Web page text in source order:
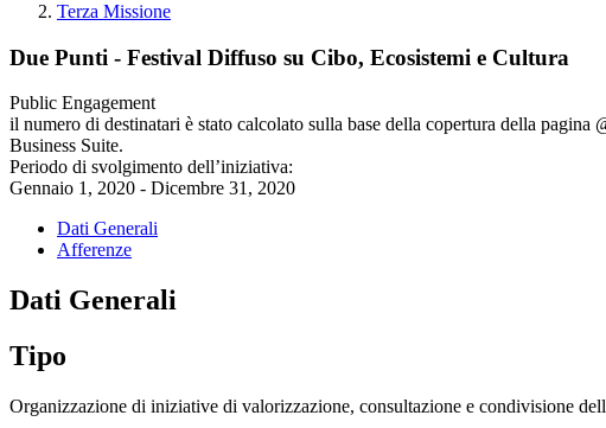
Terza Missione
Due Punti - Festival Diffuso su Cibo, Ecosistemi e Cultura
Public Engagement
il numero di destinatari è stato calcolato sulla base della copertura della
Business Suite.
Periodo di svolgimento dell’iniziativa:
Gennaio 1, 2020 - Dicembre 31, 2020
Dati Generali
Afferenze
Dati Generali
Tipo
Organizzazione di iniziative di valorizzazione, consultazione e condivisione